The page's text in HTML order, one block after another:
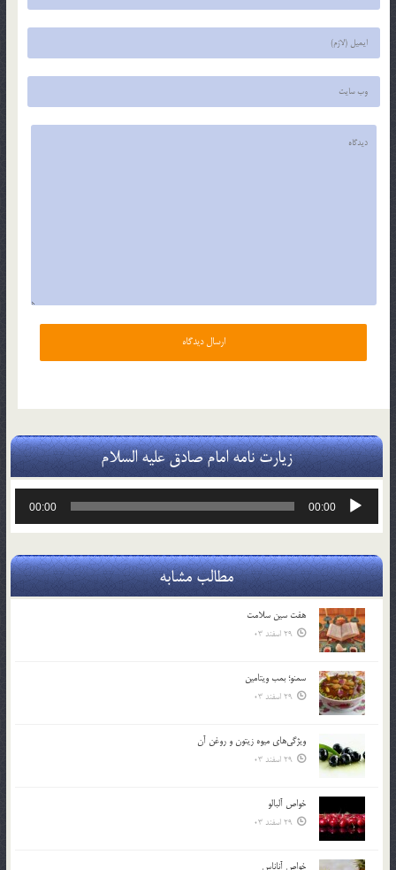
زیارت نامه امام صادق علیه السلام
پخش‌کننده
00:00
00:00
مطالب مشابه
هفت سين سلامت
29 اسفند 03
سمنو؛ بمب ويتامين
29 اسفند 03
ويژگي‌هاي ميوه زيتون و روغن آن
29 اسفند 03
خواص آلبالو
29 اسفند 03
خواص آناناس